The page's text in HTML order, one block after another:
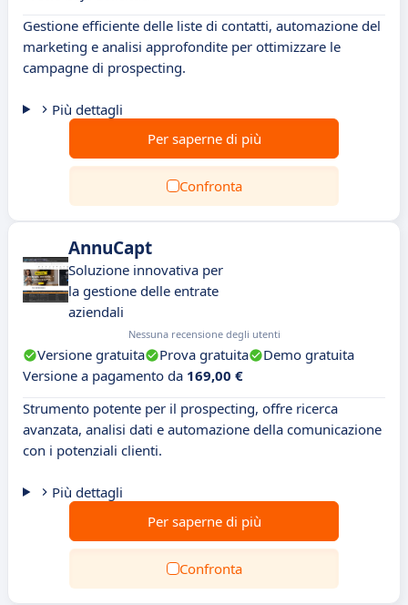
Gestione efficiente delle liste di contatti, automazione del
marketing e analisi approfondite per ottimizzare le
campagne di prospecting.
Più dettagli
Per saperne di più
Confronta
AnnuCapt
Soluzione innovativa per
la gestione delle entrate
aziendali
Nessuna recensione degli utenti
Versione gratuita Prova gratuita
Demo gratuita
Versione a pagamento da 169,00 €
Strumento potente per il prospecting, offre ricerca
avanzata, analisi dati e automazione della comunicazione
con i potenziali clienti.
Più dettagli
Per saperne di più
Confronta